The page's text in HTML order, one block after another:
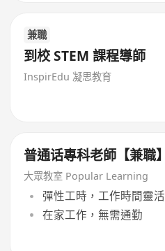
兼職
到校 STEM 課程導師
InspirEdu 凝思教育
普通话專科老師【兼職】
大眾教室 Popular Learning
彈性工時，工作時間靈活
在家工作，無需通勤